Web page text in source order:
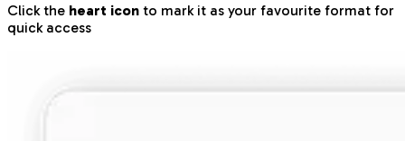
Click the heart icon to mark it as your favourite format for
quick access